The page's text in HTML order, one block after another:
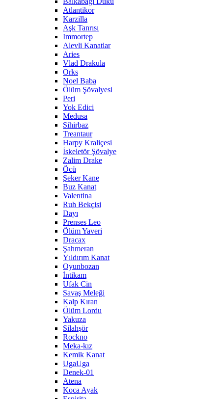
Atlantikor
Karzilla
Aşk Tanrısı
Immortep
Alevli Kanatlar
Aries
Vlad Drakula
Orks
Noel Baba
Ölüm Şövalyesi
Peri
Yok Edici
Medusa
Sihirbaz
Treantaur
Harpy Kraliçesi
İskeletör Şövalye
Zalim Drake
Öcü
Şeker Kane
Buz Kanat
Valentina
Ruh Bekçisi
Dayı
Prenses Leo
Ölüm Yaveri
Dracax
Şahmeran
Yıldırım Kanat
Oyunbozan
İntikam
Ufak Cin
Savaş Meleği
Kalp Kıran
Ölüm Lordu
Yakuza
Silahşör
Rockno
Meka-kız
Kemik Kanat
UgaUga
Denek-01
Atena
Koca Ayak